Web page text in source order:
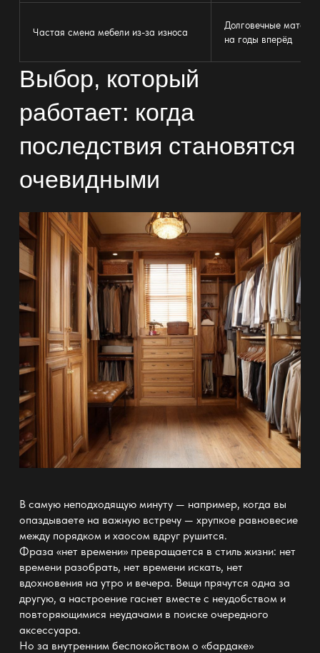
Частая смена мебелииз-за износа
Долговечные
на годы вперёд
Выбор, который
работает: когда
последствия становятся
очевидными
В самую неподходящую минуту — например, когда вы
опаздываете на важную встречу — хрупкое равновесие
между порядком и хаосом вдруг рушится.
Фраза «нет времени» превращается в стиль жизни: нет
времени разобрать, нет времени искать, нет
вдохновения на утро и вечера. Вещи прячутся одна за
другую, а настроение гаснет вместе с неудобством и
повторяющимися неудачами в поиске очередного
аксессуара.
Но за внутренним беспокойством о «бардаке»